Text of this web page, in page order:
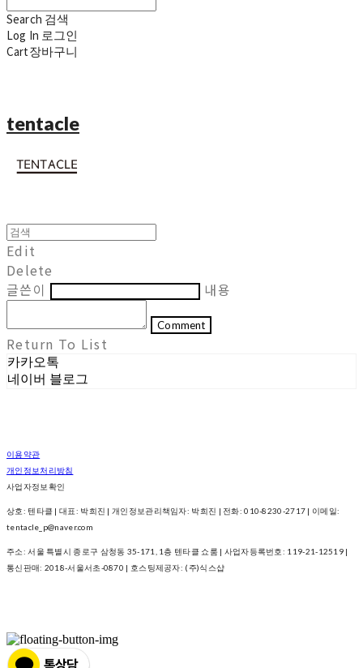
Search 검색
Log In 로그인
Cart장바구니
tentacle
Edit
Delete
글쓴이
내용
Comment
Return To List
카카오톡
네이버 블로그
이용약관
개인정보처리방침
사업자정보확인
상호: 텐타클 | 대표: 박희진 | 개인정보관리책임자: 박희진 | 전화: 010-8230-2717 | 이메일:
tentacle_p@naver.com
주소: 서울 특별시 종로구 삼청동 35-171, 1층 텐타클 쇼룸 | 사업자등록번호: 119-21-12519 |
통신판매: 2018-서울서초-0870 | 호스팅제공자: (주)식스샵